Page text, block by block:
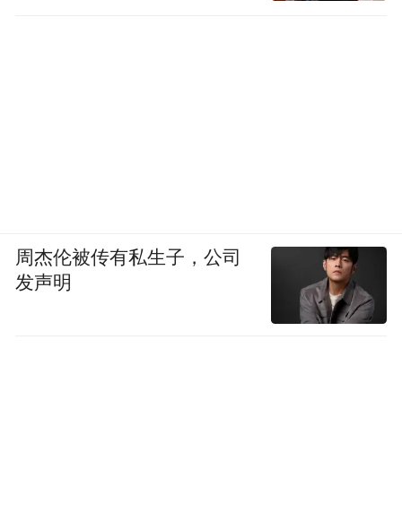
周杰伦被传有私生子，公司
发声明